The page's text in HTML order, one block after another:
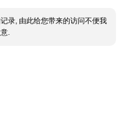
录, 由此给您带来的访问不便我
.